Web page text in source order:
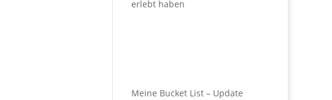
erlebt haben
Meine Bucket List – Update